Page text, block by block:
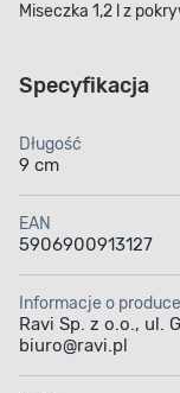
Miseczka 1,2 l z
Specyfikacja
Długość
9 cm
EAN
5906900913127
Informacje o
Ravi Sp. z o.o., ul.
biuro@ravi.pl